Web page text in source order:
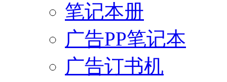
笔记本册
广告PP笔记本
广告订书机